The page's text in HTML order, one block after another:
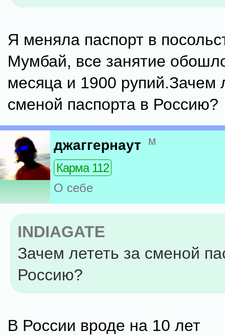
Я меняла паспорт в
Мумбай, все занятие
месяца и 1900 рупий.Зачем
сменой паспорта в Россию?
джаггернаут м
Карма 112
О себе
INDIAGATE
Зачем лететь за сменой
Россию?
В России вроде на 10 лет